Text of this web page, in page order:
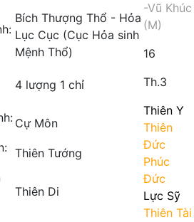
Bích Thượng Thổ - Hỏa
Lục Cục (Cục Hỏa sinh
Mệnh Thổ)
4 lượng 1 chỉ
Cự Môn
Thiên Tướng
Thiên Di
-Vũ Khúc
(M)
16
Th.3
Thiên Y
Thiên
Đức
Phúc
Đức
Lực Sỹ
Thiên Tài